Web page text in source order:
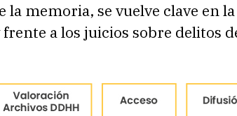
memoria, se vuelve clave en la
a los juicios sobre delitos